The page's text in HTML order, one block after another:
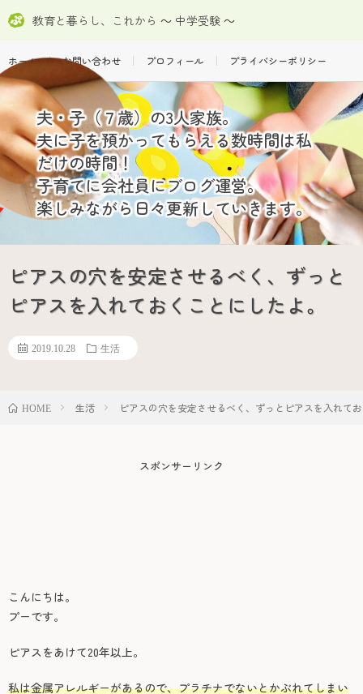
教育と暮らし、これから ～ 中学受験 ～
ホーム お問い合わせ プロフィール プライバシーポリシー
夫・子（７歳）の3人家族。
夫に子を預かってもらえる数時間は私
だけの時間！
子育てに会社員にブログ運営。
楽しみながら日々更新していきます。
ピアスの穴を安定させるべく、ずっと
ピアスを入れておくことにしたよ。
2019.10.28 生活
HOME 生活 ピアスの穴を安定させるべく、ずっとピアスを入れて
スポンサーリンク
こんにちは。
プーです。
ピアスをあけて20年以上。
私は金属アレルギーがあるので、プラチナでないとかぶれてしまい